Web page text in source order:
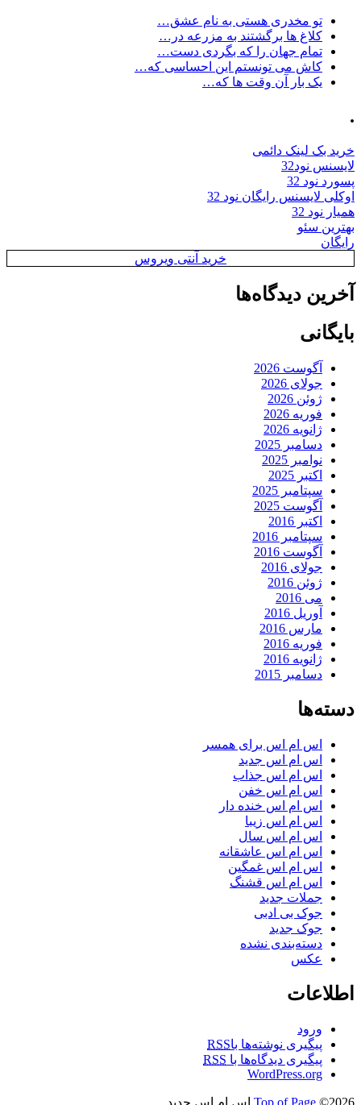
تو مخدری هستی به نام عشق…
کلاغ ها برگشتند به مزرعه در…
تمام جهان را که بگردی دست…
کاش می تونستم این احساسی که…
یک بار آن وقت ها که…
.
خرید بک لینک دائمی
لایسنس نود32
پسورد نود 32
اوکلی لایسنس رایگان نود 32
همیار نود 32
بهترین سئو
رایگان
خرید آنتی ویروس
آخرین دیدگاه‌ها
بایگانی
آگوست 2026
جولای 2026
ژوئن 2026
فوریه 2026
ژانویه 2026
دسامبر 2025
نوامبر 2025
اکتبر 2025
سپتامبر 2025
آگوست 2025
اکتبر 2016
سپتامبر 2016
آگوست 2016
جولای 2016
ژوئن 2016
می 2016
آوریل 2016
مارس 2016
فوریه 2016
ژانویه 2016
دسامبر 2015
دسته‌ها
اس ام اس برای همسر
اس ام اس جدید
اس ام اس جذاب
اس ام اس خفن
اس ام اس خنده دار
اس ام اس زیبا
اس ام اس سال
اس ام اس عاشقانه
اس ام اس غمگین
اس ام اس قشنگ
جملات جدید
جوک بی ادبی
جوک جدید
دسته‌بندی نشده
عکس
اطلاعات
ورود
پیگیری نوشته‌ها باRSS
پیگیری دیدگاه‌ها با RSS
WordPress.org
Top of Page ©2026 اس ام اس جدید